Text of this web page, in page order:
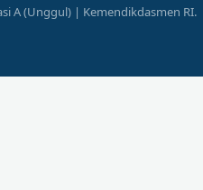
A (Unggul) | Kemendikdasmen RI.